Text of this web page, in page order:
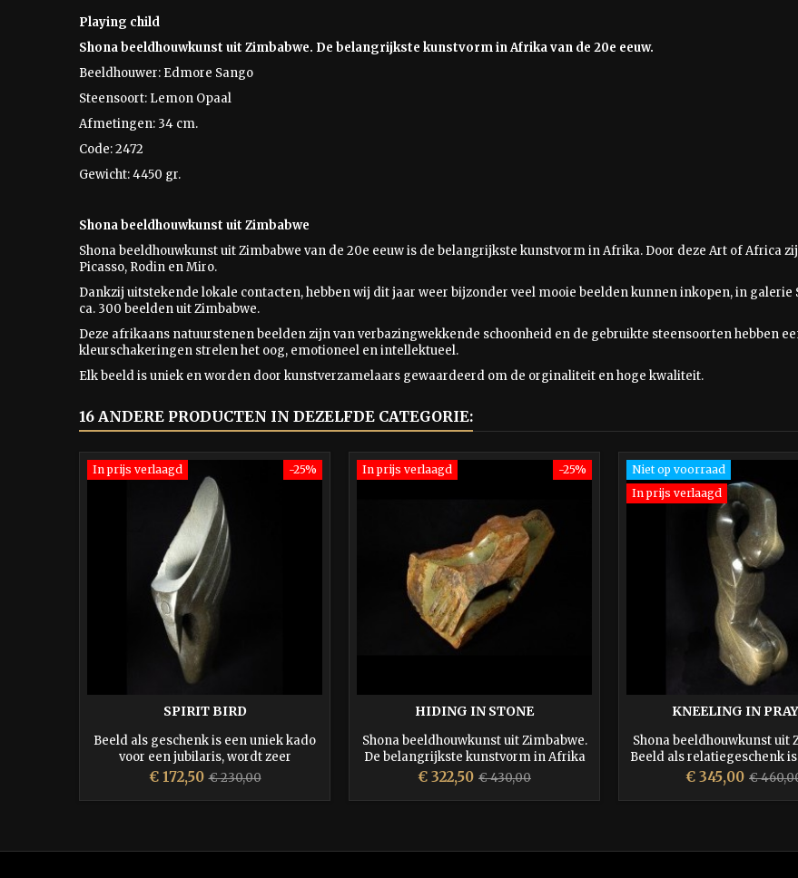
Playing child
Shona beeldhouwkunst uit Zimbabwe. De belangrijkste kunstvorm in Afrika van de 20e eeuw.
Beeldhouwer: Edmore Sango
Steensoort: Lemon Opaal
Afmetingen: 34 cm.
Code: 2472
Gewicht: 4450 gr.
Shona beeldhouwkunst uit Zimbabwe
Shona beeldhouwkunst uit Zimbabwe van de 20e eeuw is de belangrijkste kunstvorm in Afrika. Door deze Art of Africa
Picasso, Rodin en Miro.
Dankzij uitstekende lokale contacten, hebben wij dit jaar weer bijzonder veel mooie beelden kunnen inkopen, in
ca. 300 beelden uit Zimbabwe.
Deze afrikaans natuurstenen beelden zijn van verbazingwekkende schoonheid en de gebruikte steensoorten hebben
kleurschakeringen strelen het oog, emotioneel en intellektueel.
Elk beeld is uniek en worden door kunstverzamelaars gewaardeerd om de orginaliteit en hoge kwaliteit.
16 ANDERE PRODUCTEN IN DEZELFDE CATEGORIE:
-25%
In prijs verlaagd
SPIRIT BIRD
Beeld als geschenk is een uniek kado
voor een jubilaris, wordt zeer
gewaardeerd en blijft altijd in beeld
Prijs
€ 172,50 Normale
prijs
€ 230,00
-25%
In prijs verlaagd
HIDING IN STONE
Shona beeldhouwkunst uit Zimbabwe.
De belangrijkste kunstvorm in Afrika
van de 20e eeuw.
Prijs
€ 322,50 Normale
prijs
€ 430,00
Niet op voorraad
In prijs verlaagd
KNEELING IN
Shona beeldhouwkunst uit
Beeld als relatiegeschenk
kado en wordt door uw
gewaardeerd en blijft
Prijs
€ 345,00
prijs
€